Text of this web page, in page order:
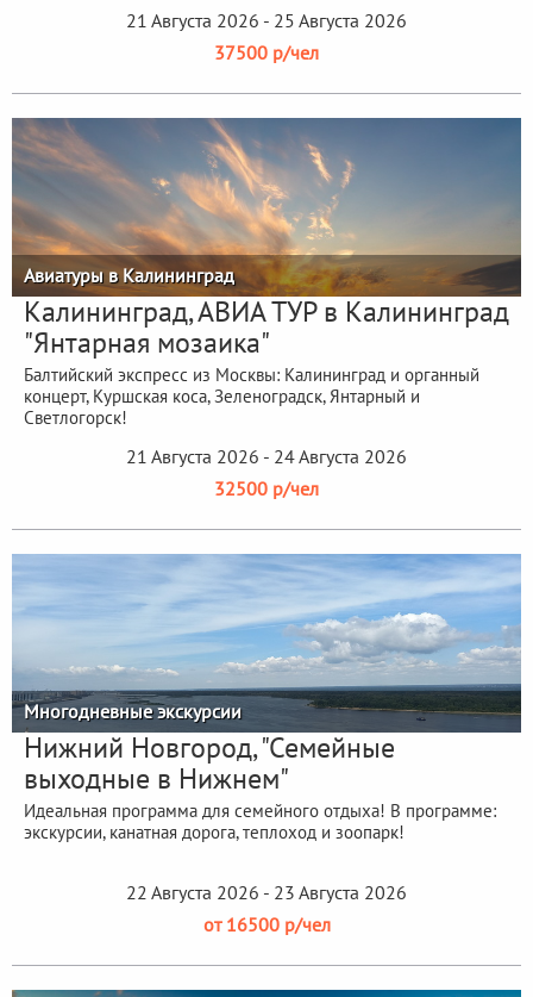
21 Августа 2026 - 25 Августа 2026
37500 р/чел
Авиатуры в Калининград
Калининград, АВИА ТУР в Калининград
"Янтарная мозаика"
Балтийский экспресс из Москвы: Калининград и органный
концерт, Куршская коса, Зеленоградск, Янтарный и
Светлогорск!
21 Августа 2026 - 24 Августа 2026
32500 р/чел
Многодневные экскурсии
Нижний Новгород, "Семейные
выходные в Нижнем"
Идеальная программа для семейного отдыха! В программе:
экскурсии, канатная дорога, теплоход и зоопарк!
22 Августа 2026 - 23 Августа 2026
от 16500 р/чел